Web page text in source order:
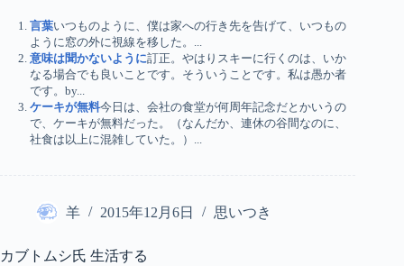
言葉いつものように、僕は家への行き先を告げて、いつもの
ように窓の外に視線を移した。...
意味は聞かないように訂正。やはりスキーに行くのは、いか
なる場合でも良いことです。そういうことです。私は愚か者
です。by...
ケーキが無料今日は、会社の食堂が何周年記念だとかいうの
で、ケーキが無料だった。（なんだか、連休の谷間なのに、
社食は以上に混雑していた。）...
羊 2015年12月6日 思いつき
カブトムシ氏 生活する